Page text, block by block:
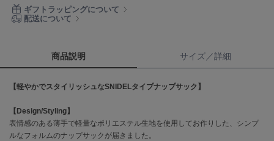
カルバン・クライン
セルフォード
célon
セロン
ギフトラッピングについて
配送について
商品説明 サイズ／詳細
【軽やかでスタイリッシュなSNIDELタイプナップサック】
【Design/Styling】
表情感のある薄手で軽量なポリエステル生地を使用してお作りした、シンプ
ルなフォルムのナップサックが届きました。